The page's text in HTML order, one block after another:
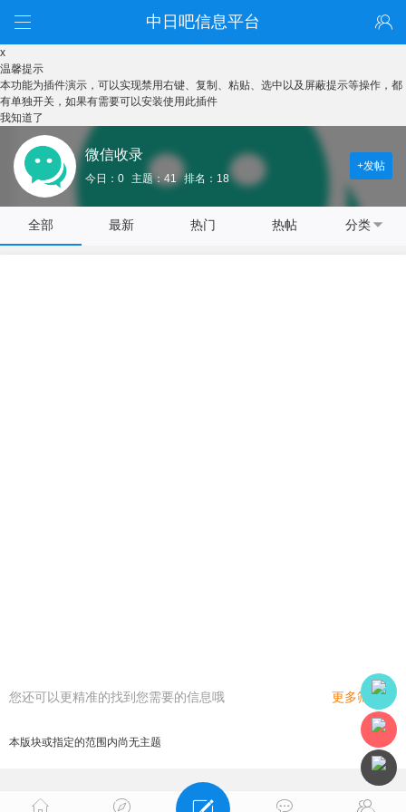
中日吧信息平台
x
温馨提示
本功能为插件演示，可以实现禁用右键、复制、粘贴、选中以及屏蔽提示等操作，都
有单独开关，如果有需要可以安装使用此插件
我知道了
微信收录
今日：0 主题：41 排名：18
+发帖
全部 最新 热门 热帖 分类
您还可以更精准的找到您需要的信息哦 更多筛选
本版块或指定的范围内尚无主题